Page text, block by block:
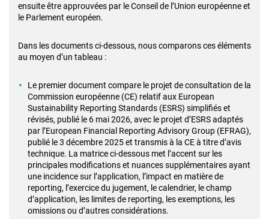
ensuite être approuvées par le Conseil de l’Union européenne et
le Parlement européen.
Dans les documents ci-dessous, nous comparons ces éléments
au moyen d’un tableau :
Le premier document compare le projet de consultation de la
Commission européenne (CE) relatif aux European
Sustainability Reporting Standards (ESRS) simplifiés et
révisés, publié le 6 mai 2026, avec le projet d’ESRS adaptés
par l’European Financial Reporting Advisory Group (EFRAG),
publié le 3 décembre 2025 et transmis à la CE à titre d’avis
technique. La matrice ci-dessous met l’accent sur les
principales modifications et nuances supplémentaires ayant
une incidence sur l’application, l’impact en matière de
reporting, l’exercice du jugement, le calendrier, le champ
d’application, les limites de reporting, les exemptions, les
omissions ou d’autres considérations.